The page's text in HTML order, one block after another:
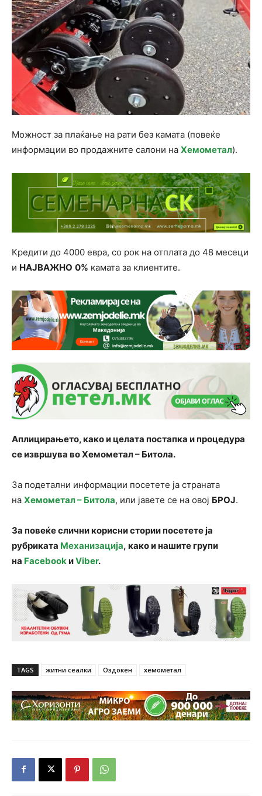
Можност за плаќање на рати без камата (повеќе
информации во продажните салони на Хемометал).
Кредити до 4000 евра, со рок на отплата до 48 месеци
и НАЈВАЖНО 0% камата за клиентите.
Аплицирањето, како и целата постапка и процедура
се извршува во Хемометал – Битола.
За подетални информации посетете ја страната
на Хемометал – Битола, или јавете се на овој БРОЈ.
За повеќе слични корисни стории посетете ја
рубриката Механизација, како и нашите групи
на FacebookиViber.
TAGS житни сеалки Оздокен хемометал